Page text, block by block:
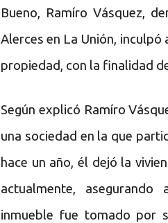
Bueno, Ramíro Vásquez,
Alerces en La Unión, inculpó
propiedad, con la finalidad
Según explicó Ramíro
una sociedad en la que
hace un año, él dejó la
actualmente,
inmueble fue tomado por